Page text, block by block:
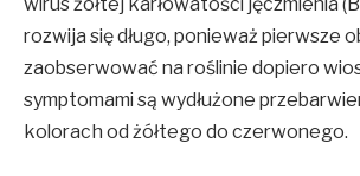
rozwija się długo, ponieważ pierwsze
zaobserwować na roślinie dopiero
symptomami są wydłużone
kolorach od żółtego do czerwonego.